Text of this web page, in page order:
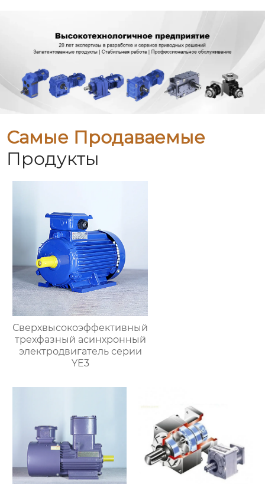
Самые Продаваемые
Продукты
Сверхвысокоэффективный
трехфазный асинхронный
электродвигатель серии
YE3